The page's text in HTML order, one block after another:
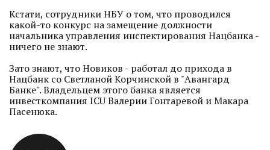
Кстати, сотрудники НБУ о том, что проводился
какой-то конкурс на замещение должности
начальника управления инспектирования Нацбанка -
ничего не знают.
Зато знают, что Новиков - работал до прихода в
Нацбанк со Светланой Корчинской в "Авангард
Банке". Владельцем этого банка является
инвесткомпания ICU Валерии Гонтаревой и Макара
Пасенюка.